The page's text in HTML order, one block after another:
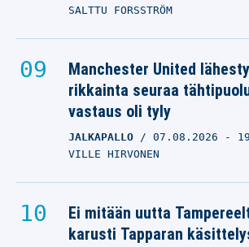
SALTTU FORSSTRÖM
Manchester United
rikkainta seuraa
vastaus oli tyly
JALKAPALLO 07.08.2026 -
VILLE HIRVONEN
Ei mitään uutta
karusti Tapparan